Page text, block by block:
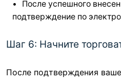
После успешного
подтверждение по
Шаг 6: Начните
После подтверждения